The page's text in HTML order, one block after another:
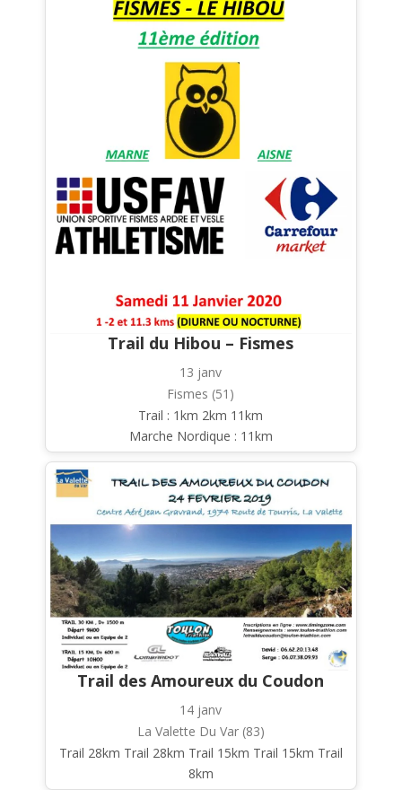
Trail du Hibou – Fismes
13 janv
Fismes (51)
Trail : 1km 2km 11km
Marche Nordique : 11km
Trail des Amoureux du Coudon
14 janv
La Valette Du Var (83)
Trail 28km Trail 28km Trail 15km Trail 15km Trail
8km